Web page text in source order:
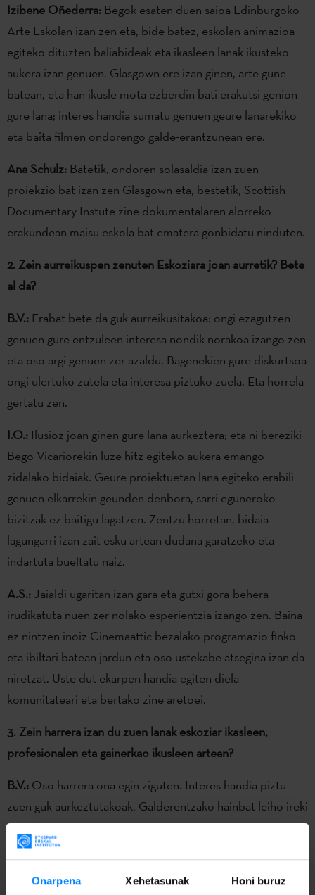
Onarpena Xehetasunak Honi buruz
Izibene Oñederra: Begok esaten duen saioa Edinburgoko
Arte Eskolan izan zen eta, bide batez, eskolan animazioa
egiteko dituzten baliabideak eta ikasleen lanak ikusteko
aukera izan genuen. Glasgown ere izan ginen, arte gune
batean, eta han ikusle mota ezberdin bati erakutsi genion
gure lana; interes handia sumatu genuen geure lanarekiko
eta baita filmen ondorengo galde-erantzunean ere.
Ana Schulz: Batetik, ondoren solasaldia izan zuen
proiekzio bat izan zen Glasgown eta, bestetik, Scottish
Documentary Instute zine dokumentalaren alorreko
erakundean maisu eskola bat ematera gonbidatu ninduten.
2. Zein aurreikuspen zenuten Eskoziara joan aurretik? Bete
al da?
B.V.: Erabat bete da guk aurreikusitakoa: ongi ezagutzen
genuen gure entzuleen interesa nondik norakoa izango zen
eta oso argi genuen zer azaldu. Bagenekien gure diskurtsoa
ongi ulertuko zutela eta interesa piztuko zuela. Eta horrela
gertatu zen.
I.O.: Ilusioz joan ginen gure lana aurkeztera; eta ni bereziki
Bego Vicariorekin luze hitz egiteko aukera emango
zidalako bidaiak. Geure proiektuetan lana egiteko erabili
genuen elkarrekin geunden denbora, sarri eguneroko
bizitzak ez baitigu lagatzen. Zentzu horretan, bidaia
lagungarri izan zait esku artean dudana garatzeko eta
indartuta bueltatu naiz.
A.S.: Jaialdi ugaritan izan gara eta gutxi gora-behera
irudikatuta nuen zer nolako esperientzia izango zen. Baina
ez nintzen inoiz Cinemaattic bezalako programazio finko
eta ibiltari batean jardun eta oso ustekabe atsegina izan da
niretzat. Uste dut ekarpen handia egiten diela
komunitateari eta bertako zine aretoei.
3. Zein harrera izan du zuen lanak eskoziar ikasleen,
profesionalen eta gainerkao ikusleen artean?
B.V.: Oso harrera ona egin ziguten. Interes handia piztu
zuen guk aurkeztutakoak. Galderentzako hainbat leiho ireki
genuen hitzaldian zehar eta galdera ugari eta oso
interesagarriak egin zizkiguten, azalpen-piloa emateko